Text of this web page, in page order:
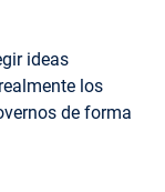
ideas
los
de forma